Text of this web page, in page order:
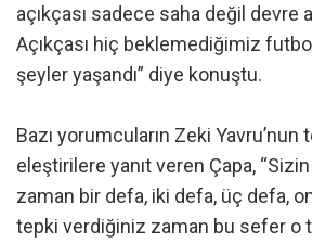
açıkçası sadece saha değil devre
Açıkçası hiç beklemediğimiz
şeyler yaşandı” diye konuştu.
Bazı yorumcuların Zeki
eleştirilere yanıt veren Çapa, “Sizin
zaman bir defa, iki defa, üç defa,
tepki verdiğiniz zaman bu sefer o